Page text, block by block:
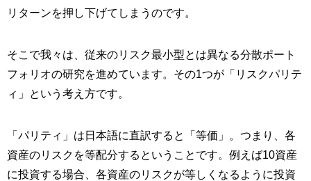
リターンを押し下げてしまうのです。
そこで我々は、従来のリスク最小型とは異なる分散ポート
フォリオの研究を進めています。その1つが「リスクパリテ
ィ」という考え方です。
「パリティ」は日本語に直訳すると「等価」。つまり、各
資産のリスクを等配分するということです。例えば10資産
に投資する場合、各資産のリスクが等しくなるように投資